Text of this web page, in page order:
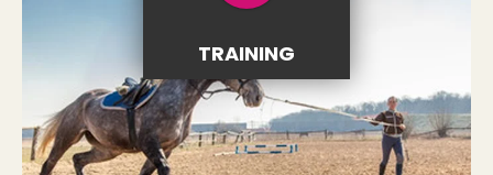
TRAINING